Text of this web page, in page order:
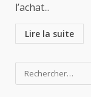
l’achat...
Lire la suite
Rechercher :